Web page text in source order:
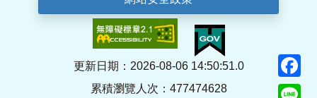
更新日期：2026-08-06 14:50:51.0
累積瀏覽人次：477474628